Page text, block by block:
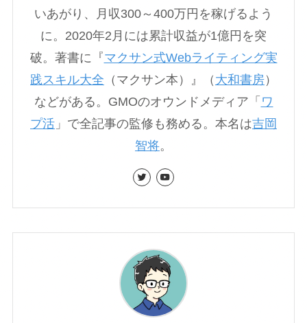
いあがり、月収300～400万円を稼げるよう
に。2020年2月には累計収益が1億円を突
破。著書に『マクサン式Webライティング実
践スキル大全 （マクサン本）』（ 大和書房）
などがある。GMOのオウンドメディア「 ワ
プ活 」で全記事の監修も務める。本名は吉岡
智将。